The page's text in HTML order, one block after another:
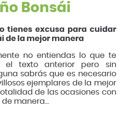
Bonsái
tienes excusa para cuidar
de la mejor manera
no entiendas lo que te
el texto anterior pero sin
sabrás que es necesario
ejemplares de la mejor
de las ocasiones con
manera...